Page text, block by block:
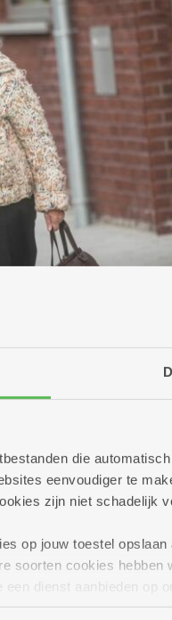
die
eenvoudiger te
zijn niet schadelijk
op jouw toestel
soorten cookies
een dienst aanbieden op
site voor social